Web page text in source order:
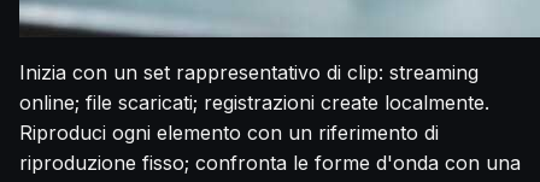
Inizia con un set rappresentativo di clip: streaming
online; file scaricati; registrazioni create localmente.
Riproduci ogni elemento con un riferimento di
riproduzione fisso; confronta le forme d'onda con una